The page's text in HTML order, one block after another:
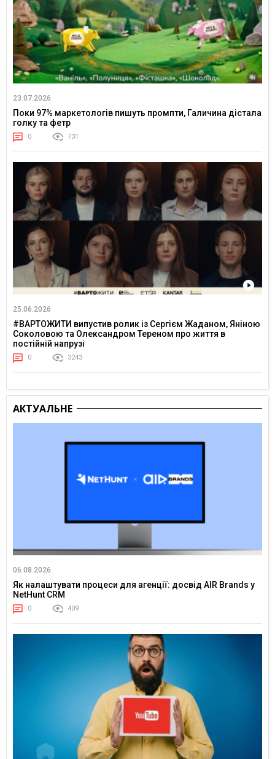
23.07.2026
Поки 97% маркетологів пишуть промпти, Галичина дістала
голку та фетр
0 731
25.06.2026
#ВАРТОЖИТИ випустив ролик із Сергієм Жаданом, Яніною
Соколовою та Олександром Тереном про життя в
постійній напрузі
0 3243
АКТУАЛЬНЕ
06.08.2026
Як налаштувати процеси для агенції: досвід AIR Brands у
NetHunt CRM
0 409